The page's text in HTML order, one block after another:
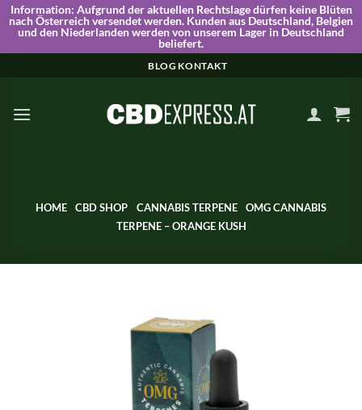
Information: Aufgrund der aktuellen Rechtslage dürfen keine Blüten
nach Österreich versendet werden. Kunden aus Deutschland, Belgien
und den Niederlanden werden von unserem Lager in Deutschland
beliefert.
BLOG KONTAKT
HOME CBD SHOP CANNABIS TERPENE
OMG CANNABIS
TERPENE – ORANGE KUSH